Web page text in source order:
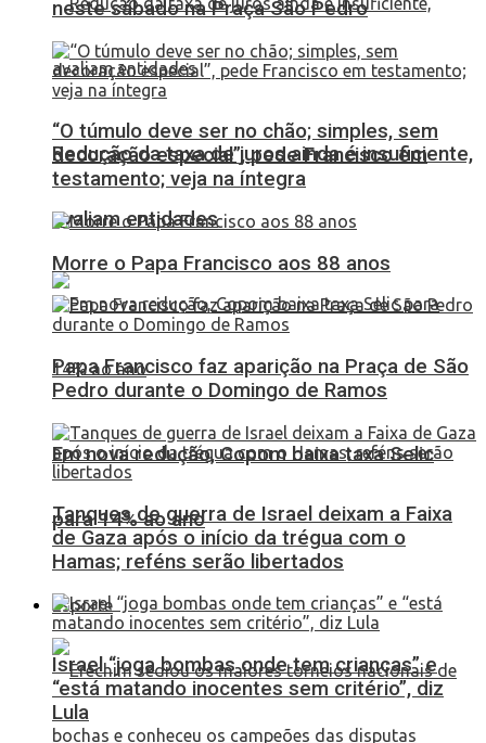
Redução da taxa de juros ainda é insuficiente,
avaliam entidades
Em nova redução, Copom baixa taxa Selic
para 14% ao ano
Esporte
neste sábado na Praça São Pedro
“O túmulo deve ser no chão; simples, sem
decoração especial”, pede Francisco em
testamento; veja na íntegra
Morre o Papa Francisco aos 88 anos
Papa Francisco faz aparição na Praça de São
Pedro durante o Domingo de Ramos
Tanques de guerra de Israel deixam a Faixa
de Gaza após o início da trégua com o
Hamas; reféns serão libertados
Israel “joga bombas onde tem crianças” e
“está matando inocentes sem critério”, diz
Lula